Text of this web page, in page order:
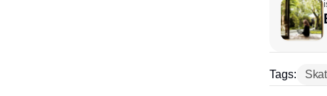
Tags: Skat